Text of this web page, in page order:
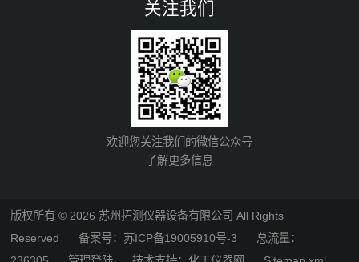
关注我们
欢迎您关注我们的微信公众号
了解更多信息
版权所有 © 2026 苏州拓测仪器设备有限公司 All Rights
Reserved备案号：苏ICP备19005910号-3 总流量：